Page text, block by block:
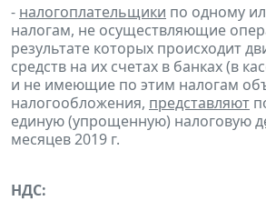
- налогоплательщики по одному
налогам, не осуществляющие
результате которых происходит
средств на их счетах в банках (в
и не имеющие по этим налогам
налогообложения, представляют
единую (упрощенную) налоговую
месяцев 2019 г.
НДС: